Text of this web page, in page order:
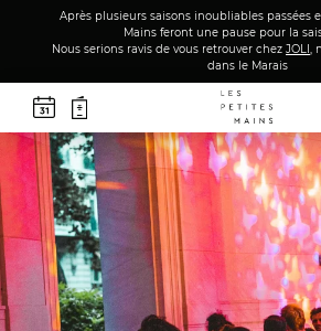
Après plusieurs saisons inoubliables passées
Mains feront une pause pour la
Nous serions ravis de vous retrouver chez JOLI ,
dans le Marais